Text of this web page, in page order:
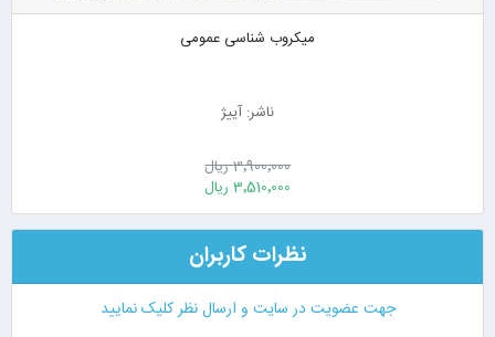
میکروب شناسی عمومی
ناشر: آییژ
3٬900٬000 ریال
3٬510٬000 ریال
نظرات کاربران
جهت عضویت در سایت و ارسال نظر کلیک نمایید